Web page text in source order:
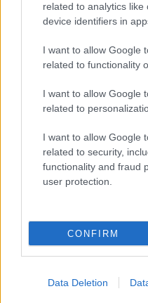
related to analytics like
device identifiers in
I want to allow Google
related to functionality
I want to allow Google
related to
I want to allow Google
related to security,
functionality and fraud
user protection.
CONFIRM
Data Deletion